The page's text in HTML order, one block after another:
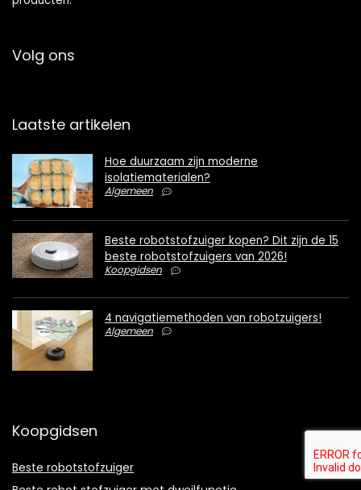
Volg ons
Laatste artikelen
Hoe duurzaam zijn moderne
isolatiematerialen?
Algemeen
Beste robotstofzuiger kopen? Dit zijn de 15
beste robotstofzuigers van 2026!
Koopgidsen
4 navigatiemethoden van robotzuigers!
Algemeen
Koopgidsen
Beste robotstofzuiger